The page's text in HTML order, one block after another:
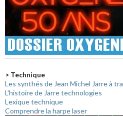
> Technique
Les synthés de Jean Michel Jarre à
L'histoire de Jarre technologies
Lexique technique
Comprendre la harpe laser